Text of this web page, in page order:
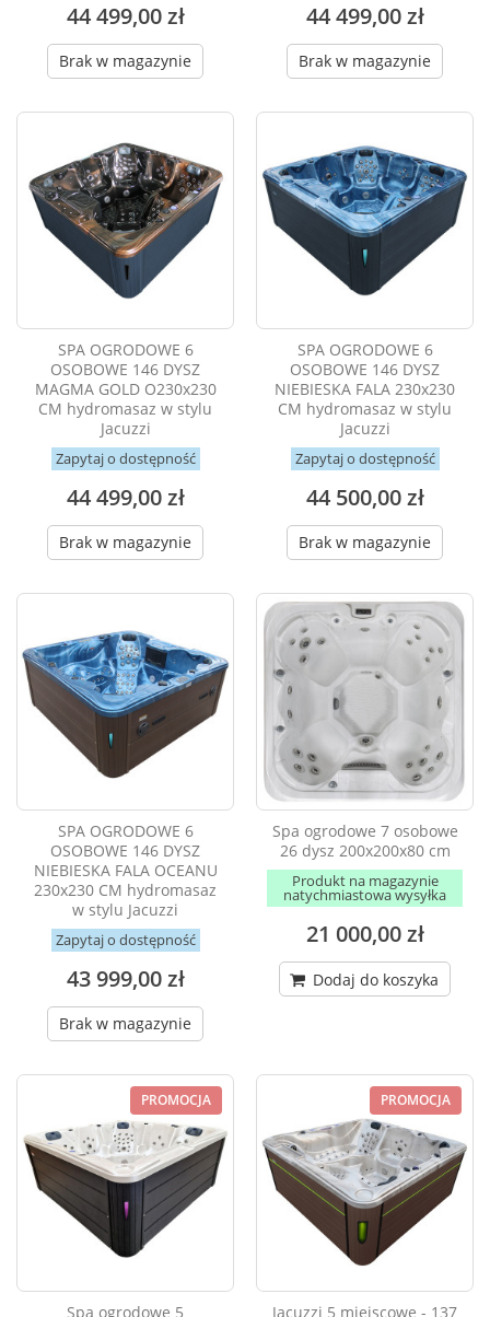
44 499,00 zł
Brak w magazynie
44 499,00 zł
Brak w magazynie
SPA OGRODOWE 6
OSOBOWE 146 DYSZ
MAGMA GOLD O230x230
CM hydromasaz w stylu
Jacuzzi
Zapytaj o dostępność
44 499,00 zł
Brak w magazynie
SPA OGRODOWE 6
OSOBOWE 146 DYSZ
NIEBIESKA FALA 230x230
CM hydromasaz w stylu
Jacuzzi
Zapytaj o dostępność
44 500,00 zł
Brak w magazynie
SPA OGRODOWE 6
OSOBOWE 146 DYSZ
NIEBIESKA FALA OCEANU
230x230 CM hydromasaz
w stylu Jacuzzi
Zapytaj o dostępność
43 999,00 zł
Brak w magazynie
Spa ogrodowe 7 osobowe
26 dysz 200x200x80 cm
Produkt na magazynie
natychmiastowa wysyłka
21 000,00 zł
Dodaj do koszyka
PROMOCJA
Spa ogrodowe 5
PROMOCJA
Jacuzzi 5 miejscowe - 137